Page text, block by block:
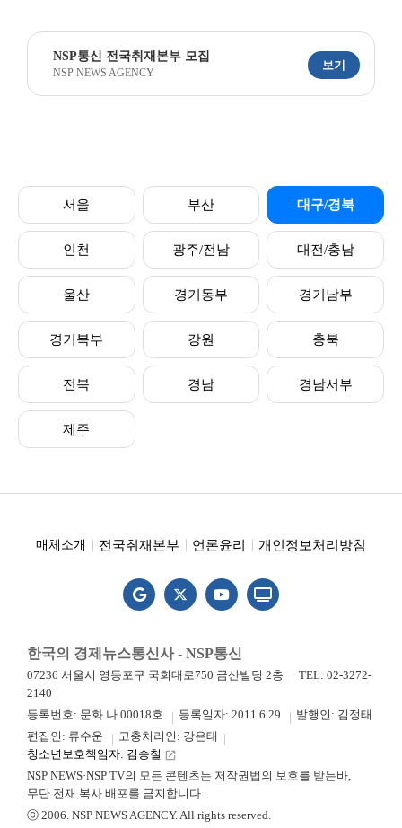
NSP통신 전국취재본부 모집
NSP NEWS AGENCY
보기
서울 부산 대구/경북
인천 광주/전남 대전/충남
울산 경기동부 경기남부
경기북부 강원 충북
전북 경남 경남서부
제주
매체소개 전국취재본부 언론윤리 개인정보처리방침
한국의 경제뉴스통신사 - NSP통신
07236 서울시 영등포구 국회대로750 금산빌딩 2층
TEL: 02-3272-
2140
등록번호: 문화 나 00018호
등록일자: 2011.6.29
발행인: 김정태
편집인: 류수운
고충처리인: 강은태
청소년보호책임자: 김승철 launch
NSP NEWS·NSP TV의 모든 콘텐츠는 저작권법의 보호를 받는바,
무단 전재.복사.배포를 금지합니다.
ⓒ 2006. NSP NEWS AGENCY. All rights reserved.